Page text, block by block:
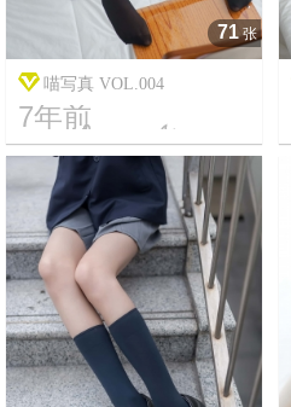
71 张
喵写真 VOL.004
7年前
19 1948